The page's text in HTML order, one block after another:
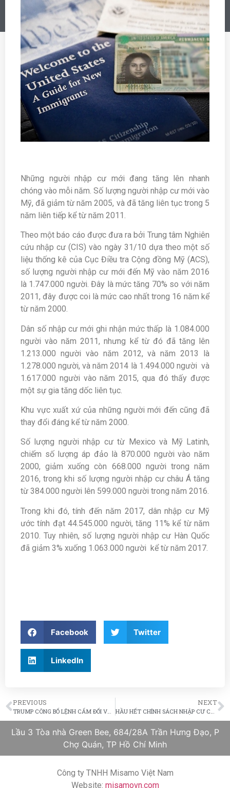
Những người nhập cư mới đang tăng lên nhanh
chóng vào mỗi năm. Số lượng người nhập cư mới vào
Mỹ, đã giảm từ năm 2005, và đã tăng liên tục trong 5
năm liên tiếp kể từ năm 2011.
Theo một báo cáo được đưa ra bởi Trung tâm Nghiên
cứu nhập cư (CIS) vào ngày 31/10 dựa theo một số
liệu thống kê của Cục Điều tra Cộng đồng Mỹ (ACS),
số lượng người nhập cư mới đến Mỹ vào năm 2016
là 1.747.000 người. Đây là mức tăng 70% so với năm
2011, đây được coi là mức cao nhất trong 16 năm kể
từ năm 2000.
Dân số nhập cư mới ghi nhận mức thấp là 1.084.000
người vào năm 2011, nhưng kể từ đó đã tăng lên
1.213.000 người vào năm 2012, và năm 2013 là
1.278.000 người, và năm 2014 là 1.494.000 người và
1.617.000 người vào năm 2015, qua đó thấy được
một sự gia tăng dốc liên tục.
Khu vực xuất xứ của những người mới đến cũng đã
thay đổi đáng kể từ năm 2000.
Số lượng người nhập cư từ Mexico và Mỹ Latinh,
chiếm số lượng áp đảo là 870.000 người vào năm
2000, giảm xuống còn 668.000 người trong năm
2016, trong khi số lượng người nhập cư châu Á tăng
từ 384.000 người lên 599.000 người trong năm 2016.
Trong khi đó, tính đến năm 2017, dân nhập cư Mỹ
ước tính đạt 44.545.000 người, tăng 11% kể từ năm
2010. Tuy nhiên, số lượng người nhập cư Hàn Quốc
đã giảm 3% xuống 1.063.000 người kể từ năm 2017.
Facebook Twitter
LinkedIn
PREVIOUS
TRUMP CÔNG BỐ LỆNH CẤM ĐỐI VỚI ‘NHỮNG NGƯỜI NHẬP CƯ BẤT HỢP PHÁP’ TRONG TUẦN TỚI
NEXT
HẦU HẾT CHÍNH SÁCH NHẬP CƯ CỦA TRUMP LÀ ‘THỔI PHỒNG – CƯỜNG ĐIỆU HÓA’
Lầu 3 Tòa nhà Green Bee, 684/28A Trần Hưng Đạo, P
Chợ Quán, TP Hồ Chí Minh
Công ty TNHH Misamo Việt Nam
Website: misamovn.com